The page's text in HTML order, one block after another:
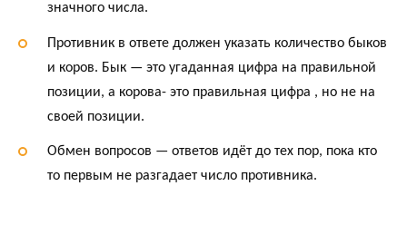
значного числа.
Противник в ответе должен указать количество быков
и коров. Бык — это угаданная цифра на правильной
позиции, а корова- это правильная цифра , но не на
своей позиции.
Обмен вопросов — ответов идёт до тех пор, пока кто
то первым не разгадает число противника.